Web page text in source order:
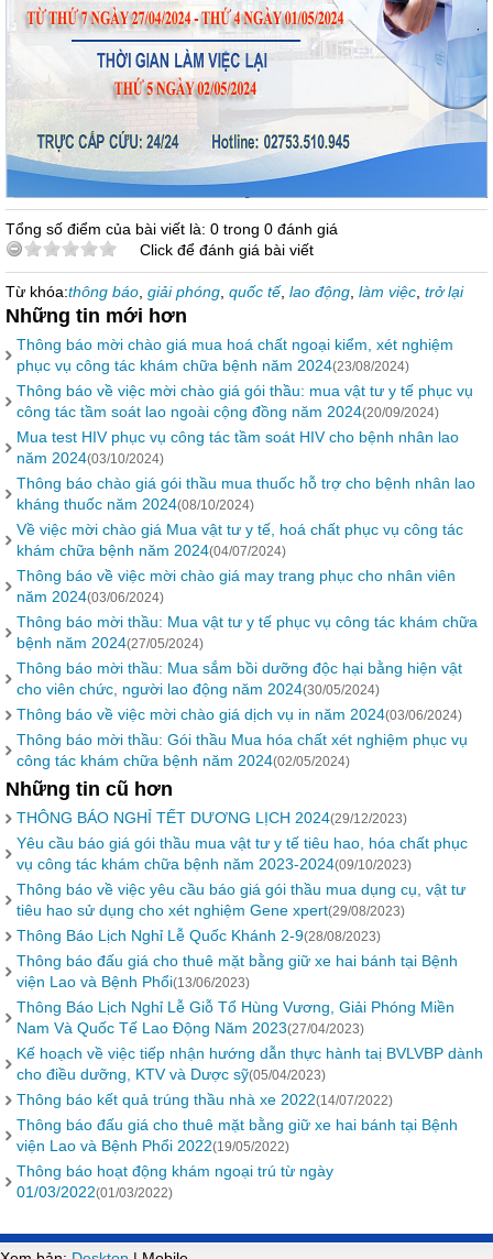
Tổng số điểm của bài viết là: 0 trong 0 đánh giá
Click để đánh giá bài viết
Từ khóa:thông báo giải phóng quốc tế, lao động làm việc trở lại
Những tin mới hơn
Thông báo mời chào giá mua hoá chất ngoại kiểm, xét nghiệm
phục vụ công tác khám chữa bệnh năm 2024(23/08/2024)
Thông báo về việc mời chào giá gói thầu: mua vật tư y tế phục vụ
công tác tầm soát lao ngoài cộng đồng năm 2024(20/09/2024)
Mua test HIV phục vụ công tác tầm soát HIV cho bệnh nhân lao
năm 2024(03/10/2024)
Thông báo chào giá gói thầu mua thuốc hỗ trợ cho bệnh nhân lao
kháng thuốc năm 2024(08/10/2024)
Về việc mời chào giá Mua vật tư y tế, hoá chất phục vụ công tác
khám chữa bệnh năm 2024(04/07/2024)
Thông báo về việc mời chào giá may trang phục cho nhân viên
năm 2024(03/06/2024)
Thông báo mời thầu: Mua vật tư y tế phục vụ công tác khám chữa
bệnh năm 2024(27/05/2024)
Thông báo mời thầu: Mua sắm bồi dưỡng độc hại bằng hiện vật
cho viên chức, người lao động năm 2024(30/05/2024)
Thông báo về việc mời chào giá dịch vụ in năm 2024(03/06/2024)
Thông báo mời thầu: Gói thầu Mua hóa chất xét nghiệm phục vụ
công tác khám chữa bệnh năm 2024(02/05/2024)
Những tin cũ hơn
THÔNG BÁO NGHỈ TẾT DƯƠNG LỊCH 2024(29/12/2023)
Yêu cầu báo giá gói thầu mua vật tư y tế tiêu hao, hóa chất phục
vụ công tác khám chữa bệnh năm 2023-2024(09/10/2023)
Thông báo về việc yêu cầu báo giá gói thầu mua dụng cụ, vật tư
tiêu hao sử dụng cho xét nghiệm Gene xpert(29/08/2023)
Thông Báo Lịch Nghỉ Lễ Quốc Khánh 2-9(28/08/2023)
Thông báo đấu giá cho thuê mặt bằng giữ xe hai bánh tại Bệnh
viện Lao và Bệnh Phổi(13/06/2023)
Thông Báo Lịch Nghỉ Lễ Giỗ Tổ Hùng Vương, Giải Phóng Miền
Nam Và Quốc Tế Lao Động Năm 2023(27/04/2023)
Kế hoạch về việc tiếp nhận hướng dẫn thực hành taị BVLVBP dành
cho điều dưỡng, KTV và Dược sỹ(05/04/2023)
Thông báo kết quả trúng thầu nhà xe 2022(14/07/2022)
Thông báo đấu giá cho thuê mặt bằng giữ xe hai bánh tại Bệnh
viện Lao và Bệnh Phổi 2022(19/05/2022)
Thông báo hoạt động khám ngoại trú từ ngày
01/03/2022(01/03/2022)